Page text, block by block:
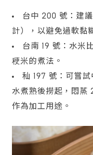
台中 200 號：建
計），以避免過軟黏
台南 19 號：水米
稉米的煮法。
秈 197 號：可嘗
水煮熟後撈起，悶蒸
作為加工用途。